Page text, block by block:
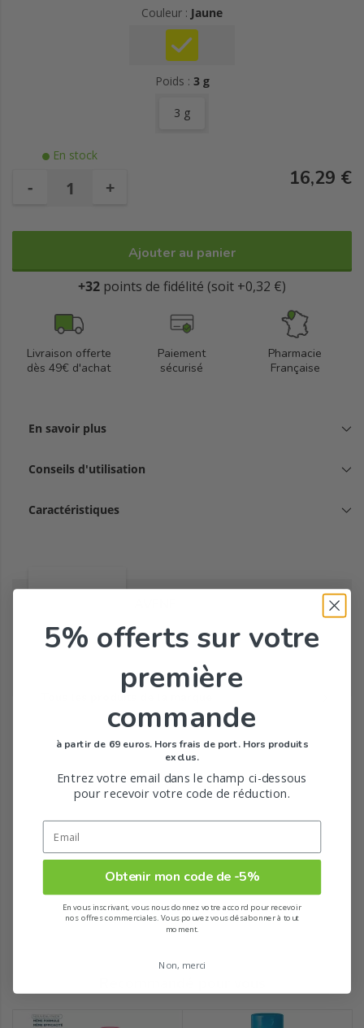
Couleur : Jaune
Poids : 3 g
3 g
En stock
- + 16,29 €
Ajouter au panier
+32 points de fidélité (soit +0,32 €)
Livraison offerte
dès 49€ d'achat
Paiement
sécurisé
Pharmacie
Française
En savoir plus
Conseils d'utilisation
Caractéristiques
Tous les produits de la marque
5% offerts sur votre
première
commande
à partir de 69 euros. Hors frais de port. Hors produits
exclus.
Entrez votre email dans le champ ci-dessous
pour recevoir votre code de réduction.
Obtenir mon code de -5%
En vous inscrivant, vous nous donnez votre accord pour recevoir
nos offres commerciales. Vous pouvez vous désabonner à tout
moment.
Non, merci